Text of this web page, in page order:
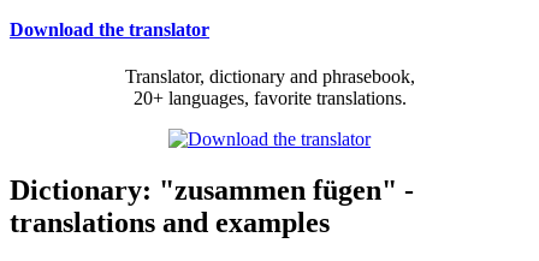
Download the translator
Translator, dictionary and phrasebook,
20+ languages, favorite translations.
Dictionary: "zusammen fügen" -
translations and examples